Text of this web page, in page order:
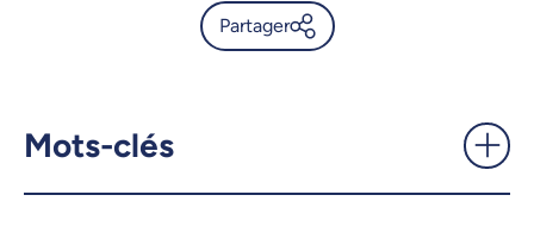
Partager
l’enseignement universitaires
Mots-clés